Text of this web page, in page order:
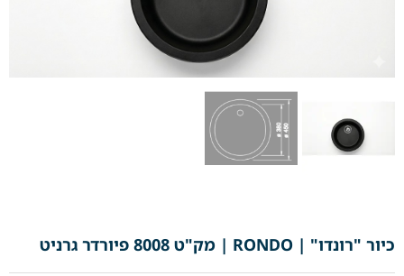
כיור "רונדו" | RONDO | מק"ט 8008 פיורדר גרניט